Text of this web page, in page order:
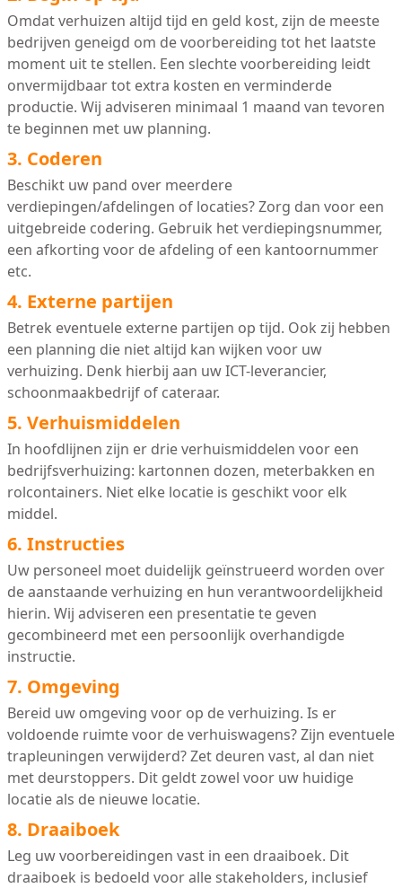
Omdat verhuizen altijd tijd en geld kost, zijn de meeste
bedrijven geneigd om de voorbereiding tot het laatste
moment uit te stellen. Een slechte voorbereiding leidt
onvermijdbaar tot extra kosten en verminderde
productie. Wij adviseren minimaal 1 maand van tevoren
te beginnen met uw planning.
3. Coderen
Beschikt uw pand over meerdere
verdiepingen/afdelingen of locaties? Zorg dan voor een
uitgebreide codering. Gebruik het verdiepingsnummer,
een afkorting voor de afdeling of een kantoornummer
etc.
4. Externe partijen
Betrek eventuele externe partijen op tijd. Ook zij hebben
een planning die niet altijd kan wijken voor uw
verhuizing. Denk hierbij aan uw ICT-leverancier,
schoonmaakbedrijf of cateraar.
5. Verhuismiddelen
In hoofdlijnen zijn er drie verhuismiddelen voor een
bedrijfsverhuizing: kartonnen dozen, meterbakken en
rolcontainers. Niet elke locatie is geschikt voor elk
middel.
6. Instructies
Uw personeel moet duidelijk geïnstrueerd worden over
de aanstaande verhuizing en hun verantwoordelijkheid
hierin. Wij adviseren een presentatie te geven
gecombineerd met een persoonlijk overhandigde
instructie.
7. Omgeving
Bereid uw omgeving voor op de verhuizing. Is er
voldoende ruimte voor de verhuiswagens? Zijn eventuele
trapleuningen verwijderd? Zet deuren vast, al dan niet
met deurstoppers. Dit geldt zowel voor uw huidige
locatie als de nieuwe locatie.
8. Draaiboek
Leg uw voorbereidingen vast in een draaiboek. Dit
draaiboek is bedoeld voor alle stakeholders, inclusief